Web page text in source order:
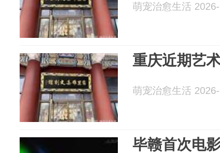
萌宠治愈生活
重庆近期艺
萌宠治愈生活
毕赣首次电